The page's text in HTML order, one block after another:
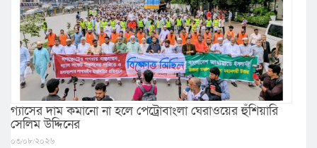
গ্যাসের দাম কমানো না হলে পেট্রোবাংলা ঘেরাওয়ের হুঁশিয়ারি
সেলিম উদ্দিনের
০৩/০৮/২০২৬